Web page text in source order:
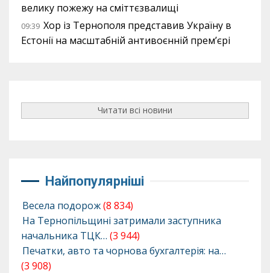
велику пожежу на сміттєзвалищі
09:39 Хор із Тернополя представив Україну в
Естонії на масштабній антивоєнній прем’єрі
Читати всі новини
Найпопулярніші
Весела подорож(8 834)
На Тернопільщині затримали заступника
начальника ТЦК… (3 944)
Печатки, авто та чорнова бухгалтерія: на…
(3 908)